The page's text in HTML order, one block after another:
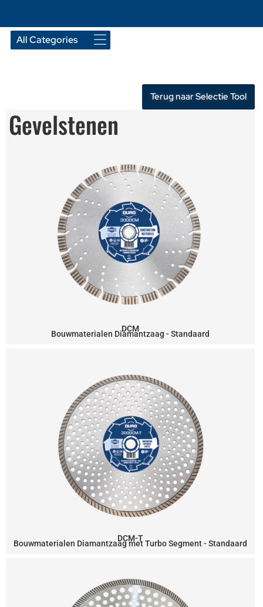
Terug naar Selectie Tool
Gevelstenen
DCM
Bouwmaterialen Diamantzaag - Standaard
DCM-T
Bouwmaterialen Diamantzaag met Turbo Segment - Standaard